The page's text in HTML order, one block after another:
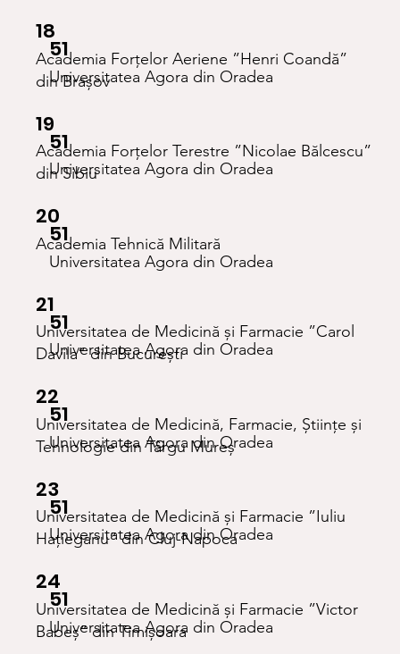
18
Academia Forțelor Aeriene ”Henri Coandă”
din Brașov
51
Universitatea Agora din Oradea
19
Academia Forțelor Terestre ”Nicolae Bălcescu”
din Sibiu
51
Universitatea Agora din Oradea
20
Academia Tehnică Militară
51
Universitatea Agora din Oradea
21
Universitatea de Medicină și Farmacie ”Carol
Davila” din București
51
Universitatea Agora din Oradea
22
Universitatea de Medicină, Farmacie, Științe și
Tehnologie din Târgu Mureș
51
Universitatea Agora din Oradea
23
Universitatea de Medicină și Farmacie ”Iuliu
Hațieganu” din Cluj-Napoca
51
Universitatea Agora din Oradea
24
Universitatea de Medicină și Farmacie ”Victor
Babeș” din Timișoara
51
Universitatea Agora din Oradea